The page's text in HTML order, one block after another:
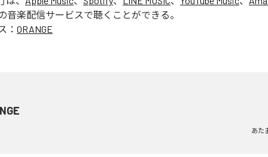
音楽配信サービスで聴くことができる。
： ORANGE
あた